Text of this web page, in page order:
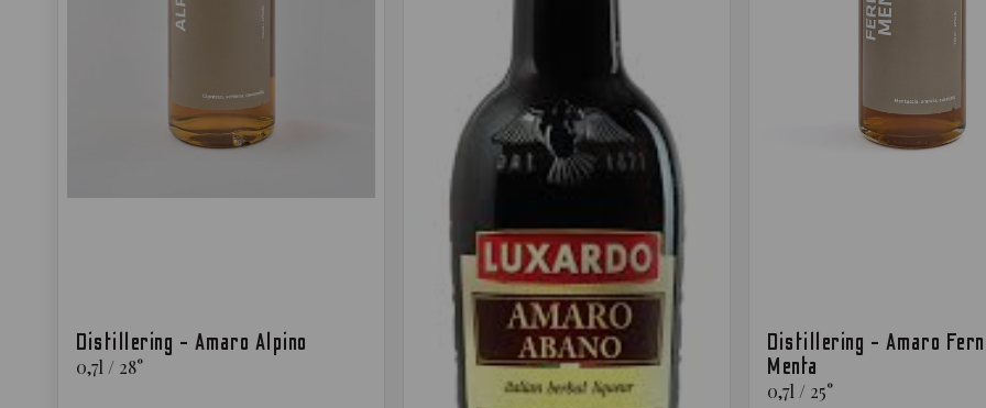
Distillering - Amaro Alpino
0,7l / 28°
Distillering - Amaro
Menta
0,7l / 25°